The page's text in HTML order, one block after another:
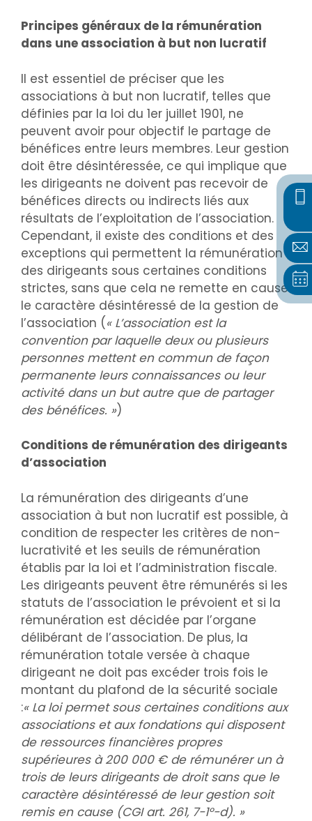
Principes généraux de la rémunération
dans une association à but non lucratif
Il est essentiel de préciser que les
associations à but non lucratif, telles que
définies par la loi du 1er juillet 1901, ne
peuvent avoir pour objectif le partage de
bénéfices entre leurs membres. Leur gestion
doit être désintéressée, ce qui implique que
les dirigeants ne doivent pas recevoir de
bénéfices directs ou indirects liés aux
résultats de l’exploitation de l’association.
Cependant, il existe des conditions et des
exceptions qui permettent la rémunération
des dirigeants sous certaines conditions
strictes, sans que cela ne remette en cause
le caractère désintéressé de la gestion de
l’association (« L’association est la
convention par laquelle deux ou plusieurs
personnes mettent en commun de façon
permanente leurs connaissances ou leur
activité dans un but autre que de partager
des bénéfices. »)
Conditions de rémunération des dirigeants
d’association
La rémunération des dirigeants d’une
association à but non lucratif est possible, à
condition de respecter les critères de non-
lucrativité et les seuils de rémunération
établis par la loi et l’administration fiscale.
Les dirigeants peuvent être rémunérés si les
statuts de l’association le prévoient et si la
rémunération est décidée par l’organe
délibérant de l’association. De plus, la
rémunération totale versée à chaque
dirigeant ne doit pas excéder trois fois le
montant du plafond de la sécurité sociale
:« La loi permet sous certaines conditions aux
associations et aux fondations qui disposent
de ressources financières propres
supérieures à 200 000 € de rémunérer un à
trois de leurs dirigeants de droit sans que le
caractère désintéressé de leur gestion soit
remis en cause (CGI art. 261, 7-1°-d). »